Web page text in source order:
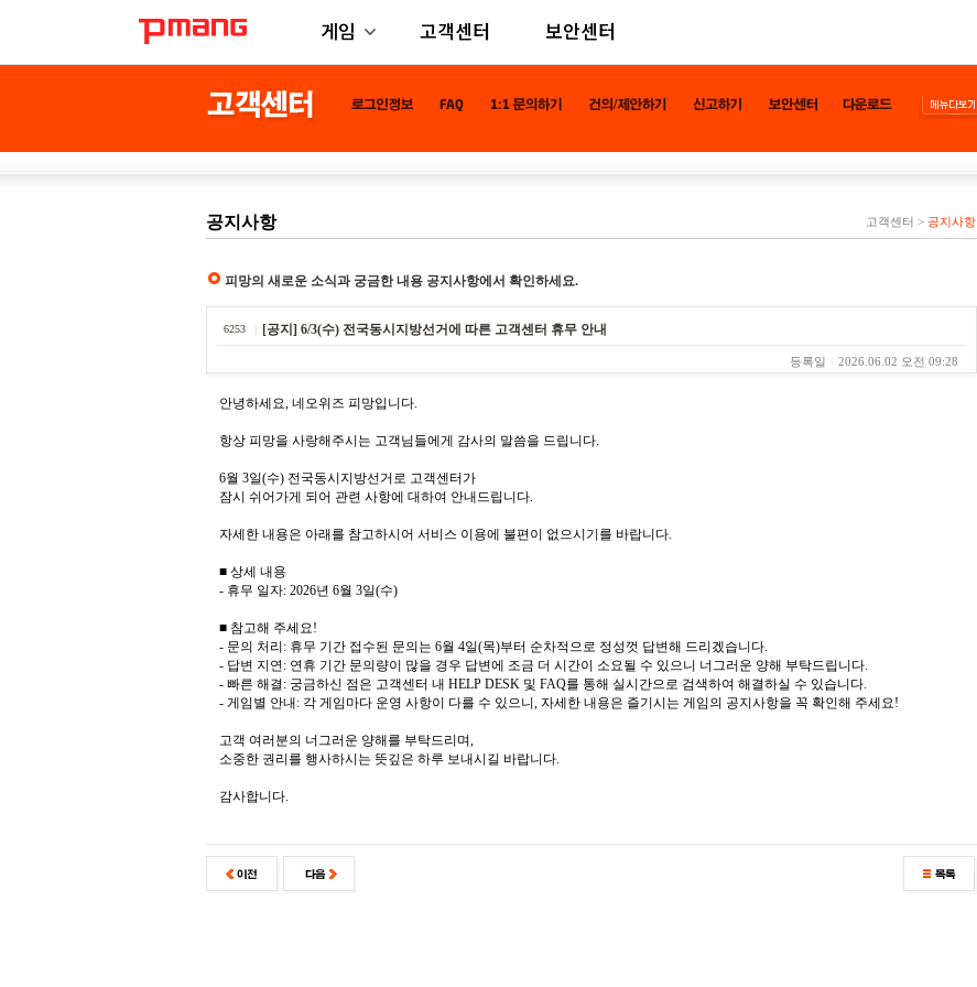
게임 고객센터 보안센터
공지사항 고객센터 > 공지사항
피망의 새로운 소식과 궁금한 내용 공지사항에서 확인하세요.
6253 [공지] 6/3(수) 전국동시지방선거에 따른 고객센터 휴무 안내
등록일 2026.06.02 오전 09:28
안녕하세요, 네오위즈 피망입니다.
항상 피망을 사랑해주시는 고객님들에게 감사의 말씀을 드립니다.
6월 3일(수) 전국동시지방선거로 고객센터가
잠시 쉬어가게 되어 관련 사항에 대하여 안내드립니다.
자세한 내용은 아래를 참고하시어 서비스 이용에 불편이 없으시기를 바랍니다.
■ 상세 내용
- 휴무 일자: 2026년 6월 3일(수)
■ 참고해 주세요!
- 문의 처리: 휴무 기간 접수된 문의는 6월 4일(목)부터 순차적으로 정성껏 답변해 드리겠습니다.
- 답변 지연: 연휴 기간 문의량이 많을 경우 답변에 조금 더 시간이 소요될 수 있으니 너그러운 양해 부탁드립니다.
- 빠른 해결: 궁금하신 점은 고객센터 내 HELP DESK 및 FAQ를 통해 실시간으로 검색하여 해결하실 수 있습니다.
- 게임별 안내: 각 게임마다 운영 사항이 다를 수 있으니, 자세한 내용은 즐기시는 게임의 공지사항을 꼭 확인해 주세요!
고객 여러분의 너그러운 양해를 부탁드리며,
소중한 권리를 행사하시는 뜻깊은 하루 보내시길 바랍니다.
감사합니다.